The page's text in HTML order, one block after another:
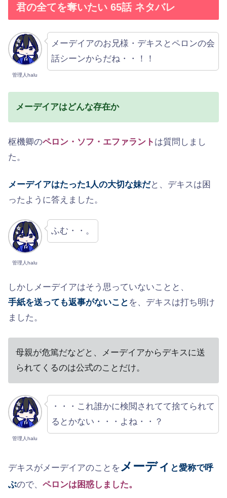
君の全てを奪いたい 65話 ネタバレ
管理人halu
メーデイアのお兄様・デキスとペロンの会
話シーンからだね・・！！
メーデイアはどんな存在か
枢機卿のペロン・ソフ・エファラント は質問しまし
た。
メーデイアはたった1人の大切な妹だと、デキスは困
ったように答えました。
管理人halu
ふむ・・。
しかしメーデイアはそう思っていないことと、
手紙を送っても返事がないこと を、デキスは打ち明け
ました。
母親が危篤だなどと、メーデイアからデキスに送
られてくるのは公式のことだけ。
管理人halu
・・・これ誰かに検閲されてて捨てられて
るとかない・・・よね・・？
デキスがメーデイアのことを メーディ と愛称で呼
ぶので、 ペロンは困惑しました。